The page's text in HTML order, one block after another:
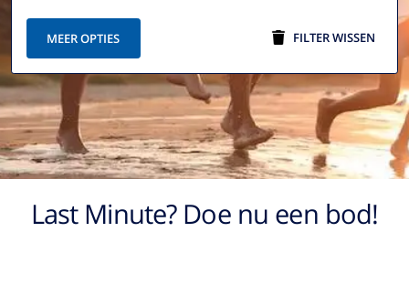
MEER OPTIES FILTER WISSEN
Last Minute? Doe nu een bod!